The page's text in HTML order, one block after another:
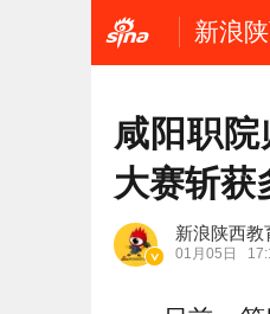
新浪
咸阳职
大赛斩获
新浪陕西教
01月05日